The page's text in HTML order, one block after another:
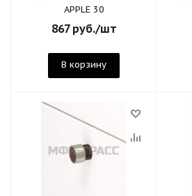
APPLE 30
867руб./шт
В корзину